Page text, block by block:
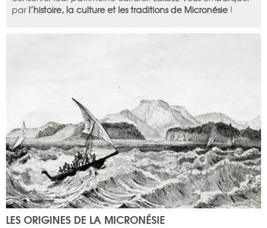
par l’histoire, la culture et les traditions de Micronésie !
LES ORIGINES DE LA MICRONÉSIE